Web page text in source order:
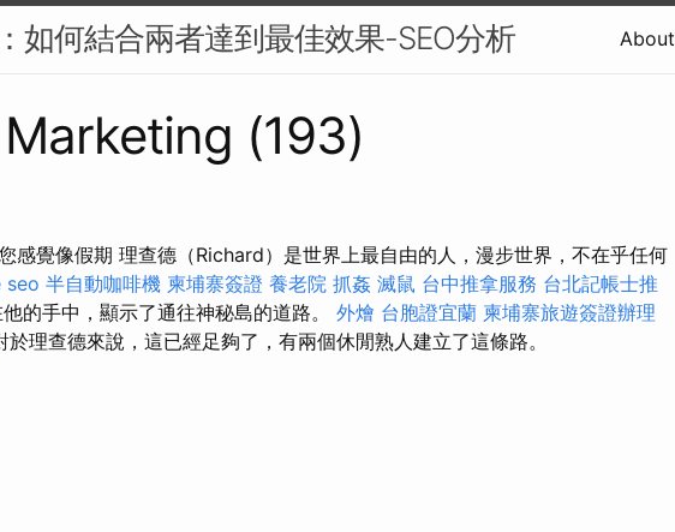
如何結合兩者達到最佳效果-SEO分析 About
(193)
感覺像假期 理查德（Richard）是世界上最自由的人，漫步世界，不在乎任何
seo 半自動咖啡機 柬埔寨簽證 養老院 抓姦 滅鼠 台中推拿服務 台北記帳士推
的手中，顯示了通往神秘島的道路。 外燴 台胞證宜蘭 柬埔寨旅遊簽證辦理
於理查德來說，這已經足夠了，有兩個休閒熟人建立了這條路。